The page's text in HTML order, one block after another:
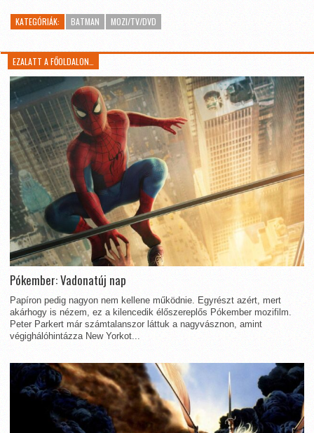
KATEGÓRIÁK: BATMAN MOZI/TV/DVD
EZALATT A FŐOLDALON…
Pókember: Vadonatúj nap
Papíron pedig nagyon nem kellene működnie. Egyrészt azért, mert
akárhogy is nézem, ez a kilencedik élőszereplős Pókember mozifilm.
Peter Parkert már számtalanszor láttuk a nagyvásznon, amint
végighálóhintázza New Yorkot...